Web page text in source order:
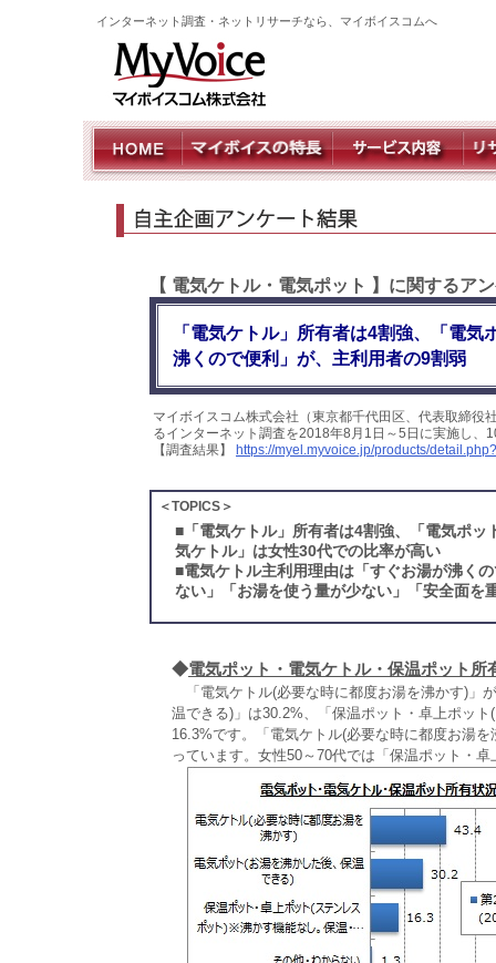
インターネット調査・ネットリサーチなら、マイボイスコムへ
【 電気ケトル・電気ポット 】に関するア
「電気ケトル」所有者は4割強、「電
沸くので便利」が、主利用者の9割弱
マイボイスコム株式会社（東京都千代田区、代表取締役
るインターネット調査を2018年8月1日～5日に実施し
【調査結果】
https://myel.myvoice.jp/products/
＜TOPICS＞
■ 「電気ケトル」所有者は4割強、「電気ポ
気ケトル」は女性30代での比率が高い
■電気ケトル主利用理由は「すぐお湯が沸く
ない」「お湯を使う量が少ない」「安全面を
◆電気ポット・電気ケトル・保温ポット所
「電気ケトル(必要な時に都度お湯を沸かす)」
温できる)」は30.2%、「保温ポット・卓上ポッ
16.3%です。「電気ケトル(必要な時に都度お湯
っています。女性50～70代では「保温ポット・